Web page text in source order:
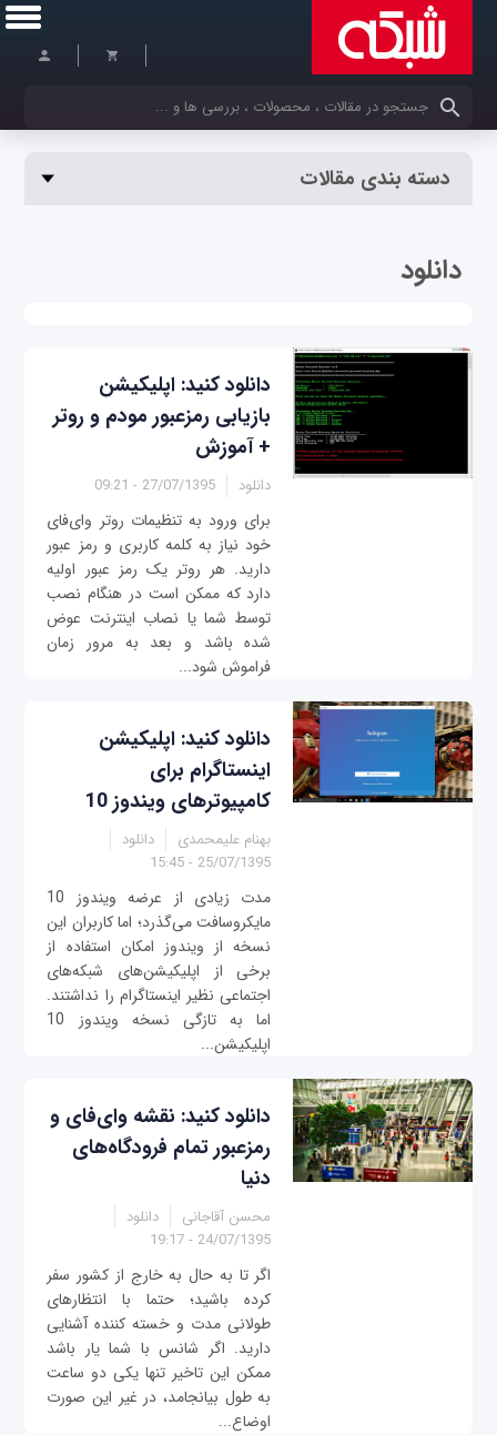
کلمات کلیدی خود را وارد کنید
دسته بندی مقالات
دانلود
دانلود کنید: اپلیکیشن
بازیابی رمزعبور مودم و روتر
+ آموزش
دانلود 27/07/1395 - 09:21
برای ورود به تنظیمات روتر وای‌فای
خود نیاز به کلمه کاربری و رمز عبور
دارید. هر روتر یک رمز عبور اولیه
دارد که ممکن است در هنگام نصب
توسط شما یا نصاب اینترنت عوض
شده باشد و بعد به مرور زمان
فراموش شود...
دانلود کنید: اپلیکیشن
اینستاگرام برای
کامپیوترهای ویندوز 10
بهنام علیمحمدی
دانلود
25/07/1395 - 15:45
مدت زیادی از عرضه ویندوز 10
مایکروسافت می‌گذرد؛ اما کاربران این
نسخه از ویندوز امکان استفاده از
برخی از اپلیکیشن‌های شبکه‌های
اجتماعی نظیر اینستاگرام را نداشتند.
اما به تازگی نسخه ویندوز 10
اپلیکیشن...
دانلود کنید: نقشه وای‌فای و
رمزعبور تمام فرودگاه‌های
دنیا
محسن آقاجانی
دانلود
24/07/1395 - 19:17
اگر تا به حال به خارج از کشور سفر
کرده باشید؛ حتما با انتظارهای
طولانی مدت و خسته کننده آشنایی
دارید. اگر شانس با شما یار باشد
ممکن این تاخیر تنها یکی دو ساعت
به طول بیانجامد، در غیر این صورت
اوضاع...